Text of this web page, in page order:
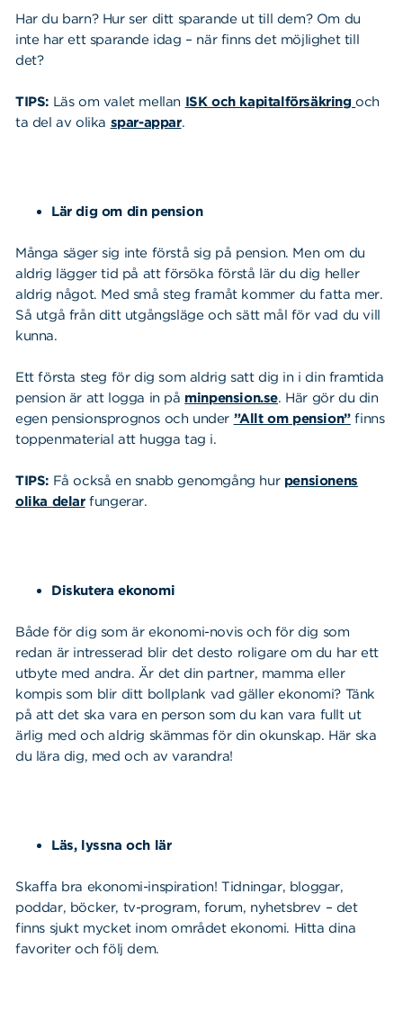
Har du barn? Hur ser ditt sparande ut till dem? Om du
inte har ett sparande idag – när finns det möjlighet till
det?
TIPS: Läs om valet mellan ISK och kapitalförsäkringoch
ta del av olika spar-appar.
Lär dig om din pension
Många säger sig inte förstå sig på pension. Men om du
aldrig lägger tid på att försöka förstå lär du dig heller
aldrig något. Med små steg framåt kommer du fatta mer.
Så utgå från ditt utgångsläge och sätt mål för vad du vill
kunna.
Ett första steg för dig som aldrig satt dig in i din framtida
pension är att logga in på minpension.se. Här gör du din
egen pensionsprognos och under ”Allt om pension” finns
toppenmaterial att hugga tag i.
TIPS: Få också en snabb genomgång hur pensionens
olika delarfungerar.
Diskutera ekonomi
Både för dig som är ekonomi-novis och för dig som
redan är intresserad blir det desto roligare om du har ett
utbyte med andra. Är det din partner, mamma eller
kompis som blir ditt bollplank vad gäller ekonomi? Tänk
på att det ska vara en person som du kan vara fullt ut
ärlig med och aldrig skämmas för din okunskap. Här ska
du lära dig, med och av varandra!
Läs, lyssna och lär
Skaffa bra ekonomi-inspiration! Tidningar, bloggar,
poddar, böcker, tv-program, forum, nyhetsbrev – det
finns sjukt mycket inom området ekonomi. Hitta dina
favoriter och följ dem.